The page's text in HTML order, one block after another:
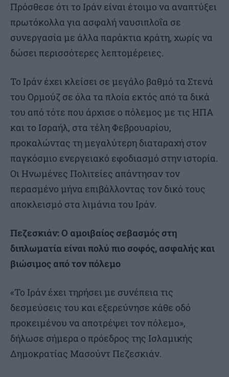
Πρόσθεσε ότι το Ιράν είναι έτοιμο να αναπτύξει
πρωτόκολλα για ασφαλή ναυσιπλοΐα σε
συνεργασία με άλλα παράκτια κράτη, χωρίς να
δώσει περισσότερες λεπτομέρειες.
Το Ιράν έχει κλείσει σε μεγάλο βαθμό τα Στενά
του Ορμούζ σε όλα τα πλοία εκτός από τα δικά
του από τότε που άρχισε ο πόλεμος με τις ΗΠΑ
και το Ισραήλ, στα τέλη Φεβρουαρίου,
προκαλώντας τη μεγαλύτερη διαταραχή στον
παγκόσμιο ενεργειακό εφοδιασμό στην ιστορία.
Οι Ηνωμένες Πολιτείες απάντησαν τον
περασμένο μήνα επιβάλλοντας τον δικό τους
αποκλεισμό στα λιμάνια του Ιράν.
Πεζεσκιάν: Ο αμοιβαίος σεβασμός στη
διπλωματία είναι πολύ πιο σοφός, ασφαλής και
βιώσιμος από τον πόλεμο
«Το Ιράν έχει τηρήσει με συνέπεια τις
δεσμεύσεις του και εξερεύνησε κάθε οδό
προκειμένου να αποτρέψει τον πόλεμο»,
δήλωσε σήμερα ο πρόεδρος της Ισλαμικής
Δημοκρατίας Μασούντ Πεζεσκιάν.